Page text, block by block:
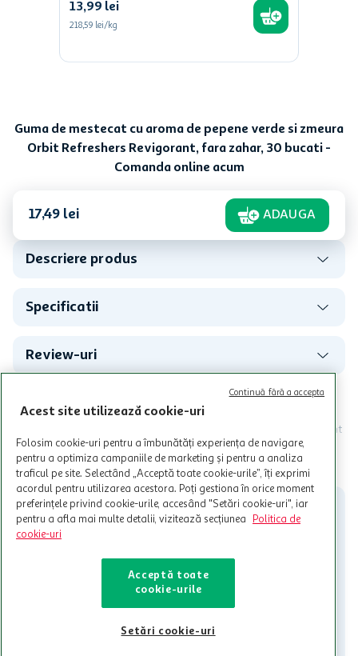
13,99 lei
218,59 lei/kg
Guma de mestecat cu aroma de pepene verde si zmeura
Orbit Refreshers Revigorant, fara zahar, 30 bucati -
Comanda online acum
17,49 lei ADAUGA
Descriere produs
Specificatii
Review-uri
Programul MyCLUB Auchan se adreseaza persoanelor fizice care
au varsta de peste 18 ani impliniti la data inscrierii și care accepta
Termenele și Condițiile Programului. Ofertele MyCLUB Auchan sunt
valabile in limita stocurilor disponibile. Beneficiile se acorda in
limita a 12 unitati / card client o singura data in perioada promotiei.
Cardul poate fi utilizat doar in legatura cu magazinele Auchan
participante și pentru acțiuni promotionale indicate de Auchan si
nu poate fi utilizat in legatura cu alti comercianți sau pentru alte
activitati in afara celor mentionate in Termene si Conditii. Auchan
nu raspunde pentru imposibilitatea utilizarii Cardului in perioada in
intretineri sau reparatii tehnice la sistemul de utilizarea al Cardului.
CITESTE MAI MULT
Contacteaza-ne!
Iti stam mereu la dispozitie.
Acest site utilizează cookie-uri
Folosim cookie-uri pentru a îmbunătăți experiența de navigare,
pentru a optimiza campaniile de marketing și pentru a analiza
traficul pe site. Selectând „Acceptă toate cookie-urile”, îți exprimi
acordul pentru utilizarea acestora. Poți gestiona în orice moment
preferințele privind cookie-urile, accesând "Setări cookie-uri", iar
pentru a afla mai multe detalii, vizitează secțiunea
Politica de
cookie-uri
Acceptă toate
cookie-urile
Setări cookie-uri
Continuă fără a accepta